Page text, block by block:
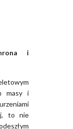
i
masy i
to nie